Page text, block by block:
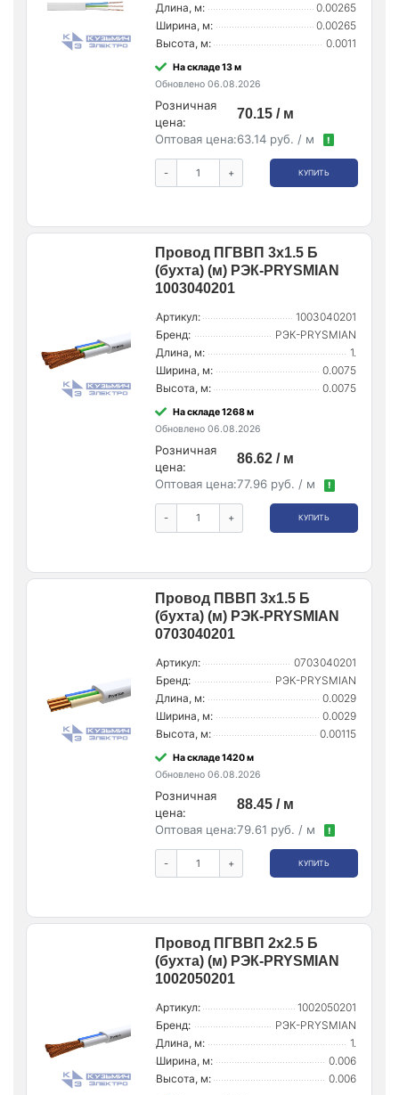
Длина, м:
0.00265
Ширина, м:
0.00265
Высота, м:
0.0011
На складе 13 м
Обновлено 06.08.2026
Розничная
цена:
70.15 / м
Оптовая цена:63.14 руб. / м !
- + КУПИТЬ
Провод ПГВВП 3х1.5 Б
(бухта) (м) РЭК-PRYSMIAN
1003040201
Артикул:
1003040201
Бренд:
РЭК-PRYSMIAN
Длина, м:
1.
Ширина, м:
0.0075
Высота, м:
0.0075
На складе 1268 м
Обновлено 06.08.2026
Розничная
цена:
86.62 / м
Оптовая цена:77.96 руб. / м !
- + КУПИТЬ
Провод ПВВП 3х1.5 Б
(бухта) (м) РЭК-PRYSMIAN
0703040201
Артикул:
0703040201
Бренд:
РЭК-PRYSMIAN
Длина, м:
0.0029
Ширина, м:
0.0029
Высота, м:
0.00115
На складе 1420 м
Обновлено 06.08.2026
Розничная
цена:
88.45 / м
Оптовая цена:79.61 руб. / м !
- + КУПИТЬ
Провод ПГВВП 2х2.5 Б
(бухта) (м) РЭК-PRYSMIAN
1002050201
Артикул:
1002050201
Бренд:
РЭК-PRYSMIAN
Длина, м:
1.
Ширина, м:
0.006
Высота, м:
0.006